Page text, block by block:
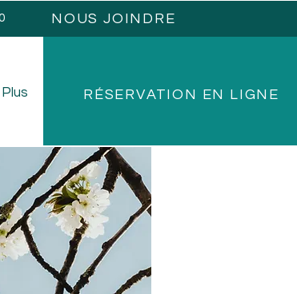
NOUS JOINDRE
RÉSERVATION EN LIGNE
Plus